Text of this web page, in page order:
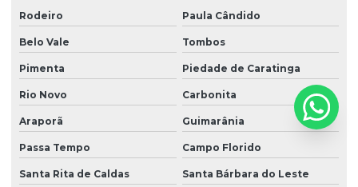
Rodeiro Paula Cândido
Belo Vale Tombos
Pimenta Piedade de Caratinga
Rio Novo Carbonita
Araporã Guimarânia
Passa Tempo Campo Florido
Santa Rita de Caldas Santa Bárbara do Leste